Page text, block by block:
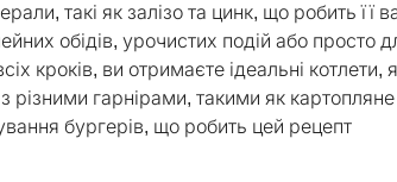
такі як залізо та цинк, що робить її
обідів, урочистих подій або просто
ви отримаєте ідеальні котлети,
гарнірами, такими як
бургерів, що робить цей рецепт